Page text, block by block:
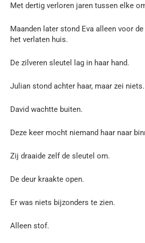
Met dertig verloren jaren tussen elke
Maanden later stond Eva alleen voor
het verlaten huis.
De zilveren sleutel lag in haar hand.
Julian stond achter haar, maar zei niets.
David wachtte buiten.
Deze keer mocht niemand haar naar
Zij draaide zelf de sleutel om.
De deur kraakte open.
Er was niets bijzonders te zien.
Alleen stof.